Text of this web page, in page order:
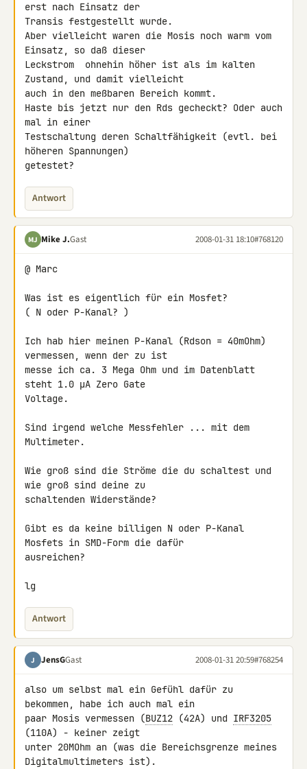
erst nach Einsatz der
Transis festgestellt wurde.
Aber vielleicht waren die Mosis noch warm vom
Einsatz, so daß dieser
Leckstrom  ohnehin höher ist als im kalten
Zustand, und damit vielleicht
auch in den meßbaren Bereich kommt.
Haste bis jetzt nur den Rds gecheckt? Oder auch
mal in einer
Testschaltung deren Schaltfähigkeit (evtl. bei
höheren Spannungen)
getestet?
Antwort
MJ Mike J.Gast 2008-01-31 18:10#768120
@ Marc
Was ist es eigentlich für ein Mosfet?
( N oder P-Kanal? )
Ich hab hier meinen P-Kanal (Rdson = 40mOhm)
vermessen, wenn der zu ist
messe ich ca. 3 Mega Ohm und im Datenblatt
steht 1.0 µA Zero Gate
Voltage.
Sind irgend welche Messfehler ... mit dem
Multimeter.
Wie groß sind die Ströme die du schaltest und
wie groß sind deine zu
schaltenden Widerstände?
Gibt es da keine billigen N oder P-Kanal
Mosfets in SMD-Form die dafür
ausreichen?
lg
Antwort
J JensGGast 2008-01-31 20:59#768254
also um selbst mal ein Gefühl dafür zu
bekommen, habe ich auch mal ein
paar Mosis vermessen (BUZ12 (42A) und IRF3205
(110A) - keiner zeigt
unter 20MOhm an (was die Bereichsgrenze meines
Digitalmultimeters ist).